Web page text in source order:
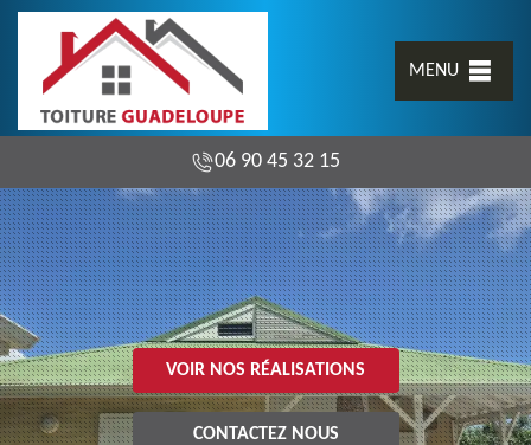
MENU
06 90 45 32 15
VOIR NOS RÉALISATIONS
CONTACTEZ NOUS